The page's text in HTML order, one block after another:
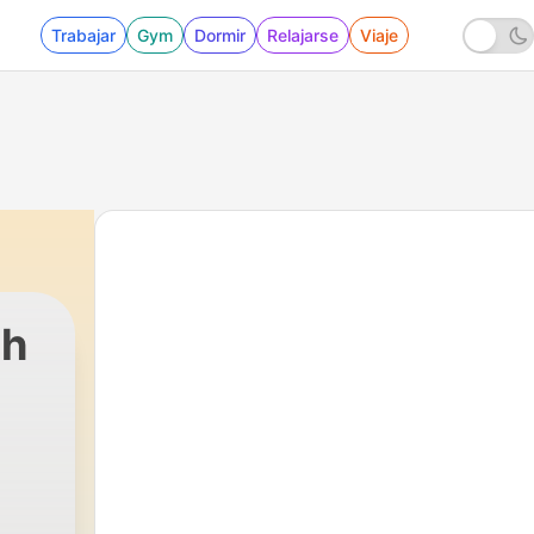
Trabajar Gym Dormir Relajarse Viaje